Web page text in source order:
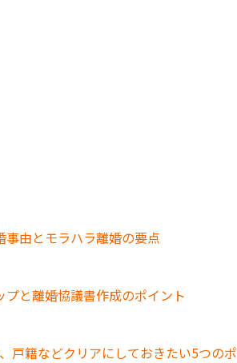
事由とモラハラ離婚の要点
プと離婚協議書作成のポイント
戸籍などクリアにしておきたい5つのポ